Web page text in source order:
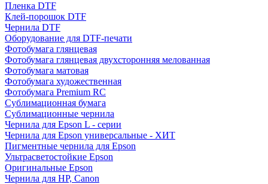
Пленка DTF
Клей-порошок DTF
Чернила DTF
Оборудование для DTF-печати
Фотобумага глянцевая
Фотобумага глянцевая двухсторонняя мелованная
Фотобумага матовая
Фотобумага художественная
Фотобумага Premium RC
Сублимационная бумага
Сублимационные чернила
Чернила для Epson L - серии
Чернила для Epson универсальные - ХИТ
Пигментные чернила для Epson
Ультрасветостойкие Epson
Оригинальные Epson
Чернила для HP, Canon